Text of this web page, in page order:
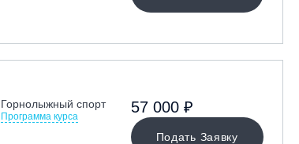
Горнолыжный спорт
Программа курса
Подать Заявку
57 000 ₽